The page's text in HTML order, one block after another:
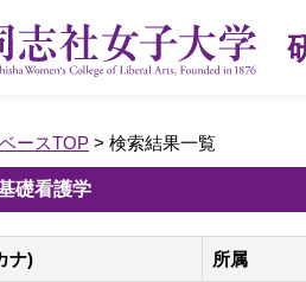
ースTOP > 検索結果一覧
礎看護学
ナ) 所属